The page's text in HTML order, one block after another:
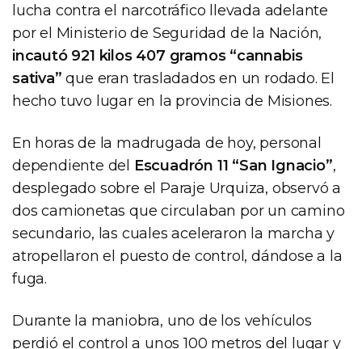
lucha contra el narcotráfico llevada adelante
por el Ministerio de Seguridad de la Nación,
incautó 921 kilos 407 gramos “cannabis
sativa” que eran trasladados en un rodado. El
hecho tuvo lugar en la provincia de Misiones.
En horas de la madrugada de hoy, personal
dependiente del Escuadrón 11 “San Ignacio”,
desplegado sobre el Paraje Urquiza, observó a
dos camionetas que circulaban por un camino
secundario, las cuales aceleraron la marcha y
atropellaron el puesto de control, dándose a la
fuga.
Durante la maniobra, uno de los vehículos
perdió el control a unos 100 metros del lugar y